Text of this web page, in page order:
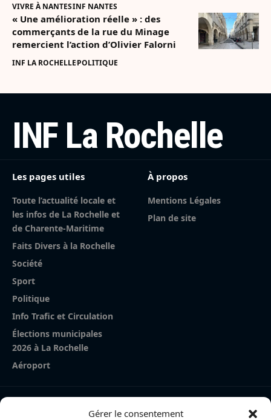
Gérer le consentement
VIVRE À NANTESINF NANTES
« Une amélioration réelle » : des
commerçants de la rue du Minage
remercient l’action d’Olivier Falorni
INF LA ROCHELLEPOLITIQUE
INF La Rochelle
Les pages utiles
Toute l’actualité locale et
les infos de La Rochelle et
de Charente-Maritime
Faits Divers à la Rochelle
Société
Sport
Politique
Info Trafic et Circulation
Élections municipales
2026 à La Rochelle
Aéroport
À propos
Mentions Légales
Plan de site